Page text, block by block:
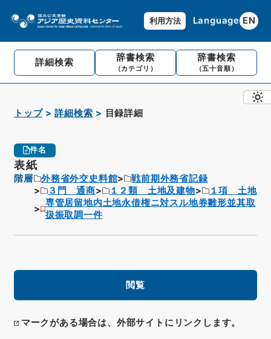
利用方法 Language EN
詳細検索 辞書検索
（カテゴリ）
辞書検索
（五十音順）
トップ 詳細検索 目録詳細
件名
表紙
階層 外務省外交史料館
戦前期外務省記録
３門 通商
１２類 土地及建物
１項 土地
専管居留地内土地永借権ニ対スル地券雛形並其取
扱振取調一件
閲覧
マークがある場合は、外部サイトにリンクします。